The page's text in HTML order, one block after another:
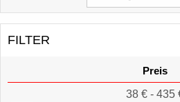
FILTER
Preis
38 € - 435